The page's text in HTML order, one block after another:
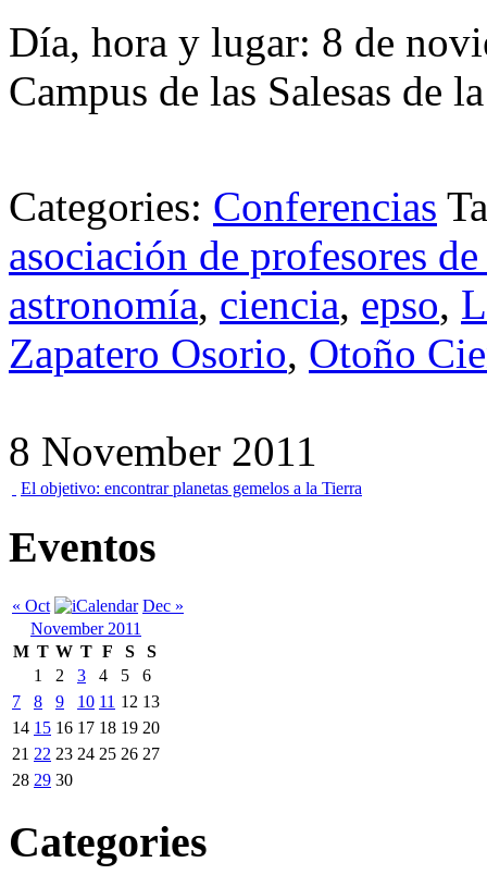
Día, hora y lugar: 8 de
Campus de las Salesas de
Categories: Conferencias
asociación de profesores
astronomía, ciencia, epso,
Zapatero Osorio, Otoño
8 November 2011
El objetivo: encontrar planetas gemelos a la Tierra
Eventos
« Oct
Dec »
November 2011
M T W T F S
S
1
2 3 4 5
6
7
8 9 10 11 12 13
14 15 16 17 18 19 20
21 22 23 24 25 26 27
28 29 30
Categories